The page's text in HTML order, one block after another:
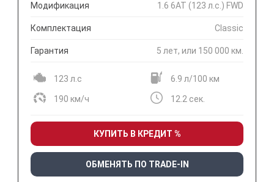
Модификация 1.6 6АТ (123 л.с.) FWD
Комплектация Classic
Гарантия 5 лет, или 150 000 км.
123 л.с 6.9 л/100 км
190 км/ч 12.2 сек.
КУПИТЬ В КРЕДИТ %
ОБМЕНЯТЬ ПО TRADE-IN